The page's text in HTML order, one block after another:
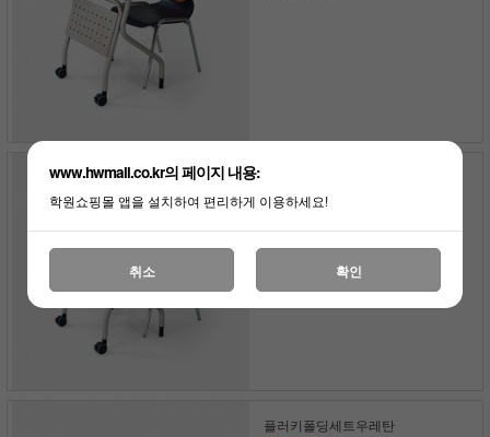
133,650원
플러키폴딩세트우레탄
www.hwmall.co.kr의 페이지 내용:
학원쇼핑몰 앱을 설치하여 편리하게 이용하세요!
취소 확인